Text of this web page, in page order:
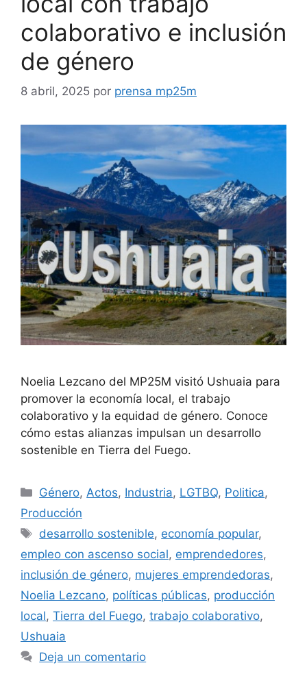
colaborativo e inclusión
de género
8 abril, 2025 por prensa mp25m
Noelia Lezcano del MP25M visitó Ushuaia para
promover la economía local, el trabajo
colaborativo y la equidad de género. Conoce
cómo estas alianzas impulsan un desarrollo
sostenible en Tierra del Fuego.
Género, Actos, Industria, LGTBQ, Politica,
Producción
desarrollo sostenible, economía popular,
empleo con ascenso social, emprendedores,
inclusión de género, mujeres emprendedoras,
Noelia Lezcano, políticas públicas, producción
local, Tierra del Fuego, trabajo colaborativo,
Ushuaia
Deja un comentario